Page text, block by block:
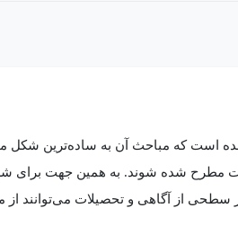
شده است که مباحث آن به ساده‌ترین شکل
مطرح شده شوند. به همین جهت برای
از آگاهی و تحصیلات می‌توانند از